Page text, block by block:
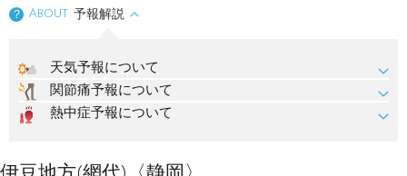
？ About 予報解説
天気予報について
関節痛予報について
熱中症予報について